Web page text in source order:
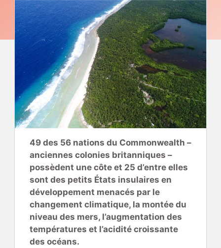
49 des 56 nations du Commonwealth –
anciennes colonies britanniques –
possèdent une côte et 25 d’entre elles
sont des petits États insulaires en
développement menacés par le
changement climatique, la montée du
niveau des mers, l’augmentation des
températures et l’acidité croissante
des océans.